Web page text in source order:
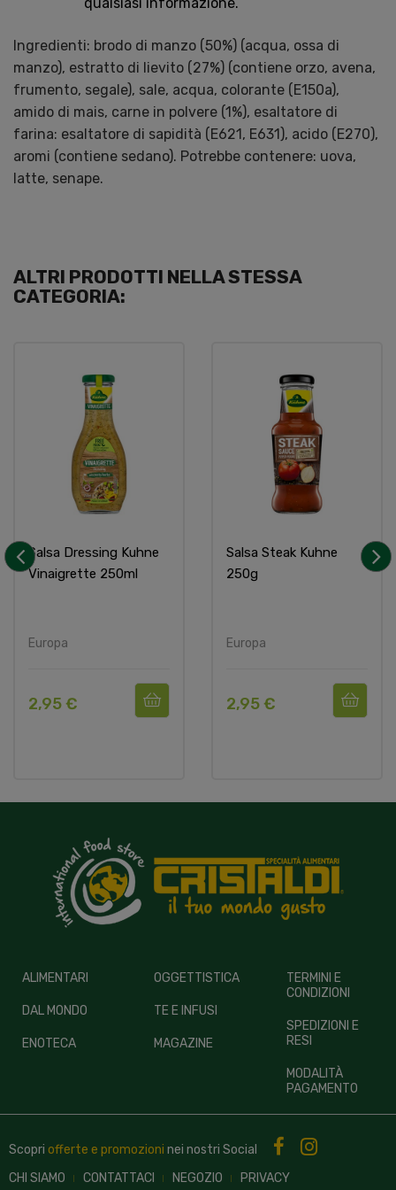
Ingredienti: brodo di manzo (50%) (acqua, ossa di
manzo), estratto di lievito (27%) (contiene orzo, avena,
frumento, segale), sale, acqua, colorante (E150a),
amido di mais, carne in polvere (1%), esaltatore di
farina: esaltatore di sapidità (E621, E631), acido (E270),
aromi (contiene sedano). Potrebbe contenere: uova,
latte, senape.
ALTRI PRODOTTI NELLA STESSA
CATEGORIA:
Salsa Dressing Kuhne
Vinaigrette 250ml
Europa
2,95 €
Salsa Steak Kuhne
250g
Europa
2,95 €
ALIMENTARI
DAL MONDO
ENOTECA
OGGETTISTICA
TE E INFUSI
MAGAZINE
TERMINI E
CONDIZIONI
SPEDIZIONI E
RESI
MODALITÀ
PAGAMENTO
Scopri offerte e promozioni nei nostri Social
CHI SIAMO
CONTATTACI NEGOZIO PRIVACY